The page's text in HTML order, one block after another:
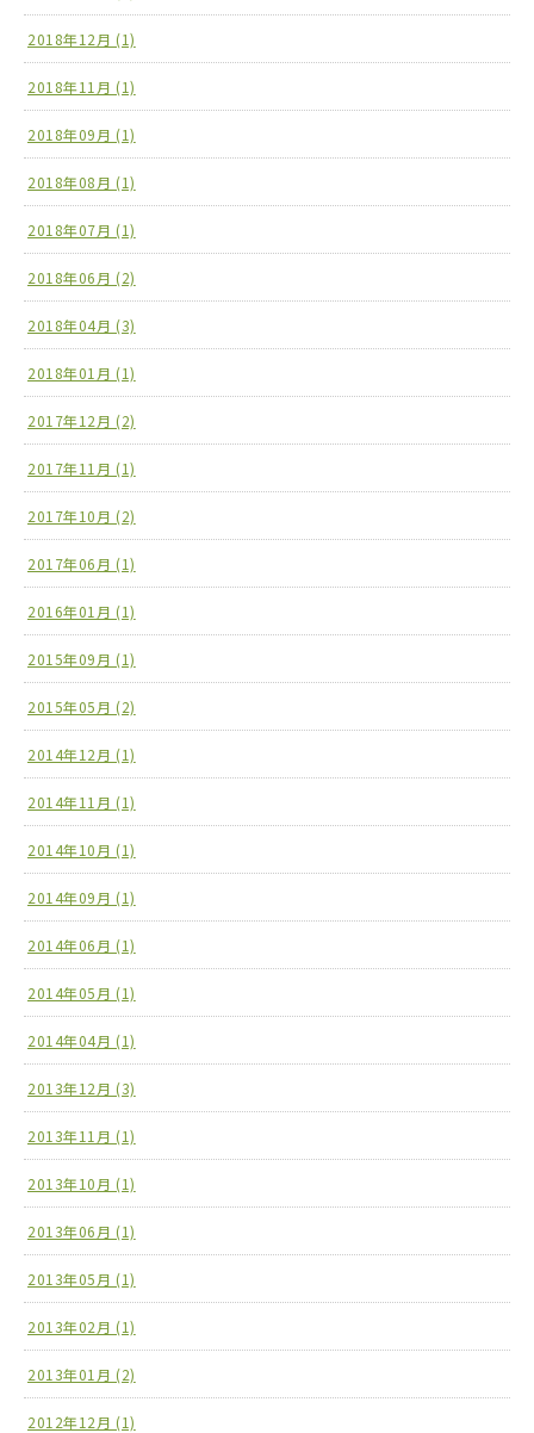
2018年12月 (1)
2018年11月 (1)
2018年09月 (1)
2018年08月 (1)
2018年07月 (1)
2018年06月 (2)
2018年04月 (3)
2018年01月 (1)
2017年12月 (2)
2017年11月 (1)
2017年10月 (2)
2017年06月 (1)
2016年01月 (1)
2015年09月 (1)
2015年05月 (2)
2014年12月 (1)
2014年11月 (1)
2014年10月 (1)
2014年09月 (1)
2014年06月 (1)
2014年05月 (1)
2014年04月 (1)
2013年12月 (3)
2013年11月 (1)
2013年10月 (1)
2013年06月 (1)
2013年05月 (1)
2013年02月 (1)
2013年01月 (2)
2012年12月 (1)